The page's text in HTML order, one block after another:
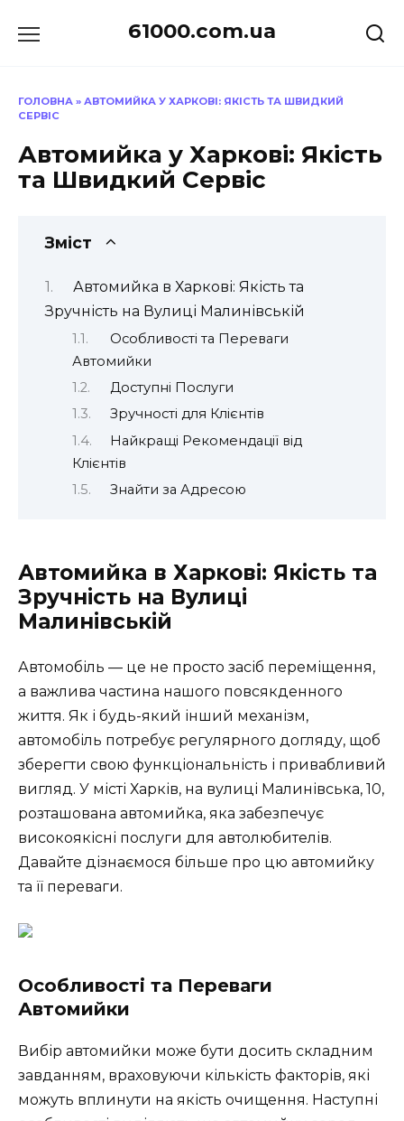
до
61000.com.ua
ГОЛОВНА » АВТОМИЙКА У ХАРКОВІ: ЯКІСТЬ ТА ШВИДКИЙ
СЕРВІС
Автомийка у Харкові: Якість
та Швидкий Сервіс
Зміст
Автомийка в Харкові: Якість та
Зручність на Вулиці Малинівській
Особливості та Переваги
Автомийки
Доступні Послуги
Зручності для Клієнтів
Найкращі Рекомендації від
Клієнтів
Знайти за Адресою
Автомийка в Харкові: Якість та
Зручність на Вулиці
Малинівській
Автомобіль — це не просто засіб переміщення,
а важлива частина нашого повсякденного
життя. Як і будь-який інший механізм,
автомобіль потребує регулярного догляду, щоб
зберегти свою функціональність і привабливий
вигляд. У місті Харків, на вулиці Малинівська, 10,
розташована автомийка, яка забезпечує
високоякісні послуги для автолюбителів.
Давайте дізнаємося більше про цю автомийку
та її переваги.
Особливості та Переваги
Автомийки
Вибір автомийки може бути досить складним
завданням, враховуючи кількість факторів, які
можуть вплинути на якість очищення. Наступні